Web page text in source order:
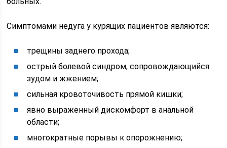
Симптомами недуга у курящих пациентов являются:
трещины заднего прохода;
острый болевой синдром, сопровождающийся
зудом и жжением;
сильная кровоточивость прямой кишки;
явно выраженный дискомфорт в анальной
области;
многократные порывы к опорожнению;